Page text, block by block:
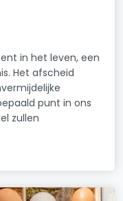
in het leven, een
Het afscheid
punt in ons
zullen